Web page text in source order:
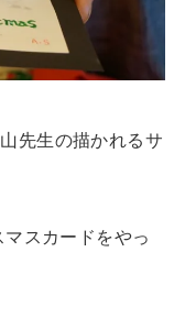
先生の描かれるサ
スカードをやっ